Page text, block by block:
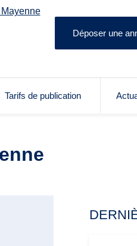
Déposer une
Tarifs de publication